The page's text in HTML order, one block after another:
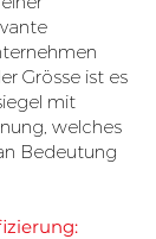
Grösse ist es
mit
welches
Bedeutung